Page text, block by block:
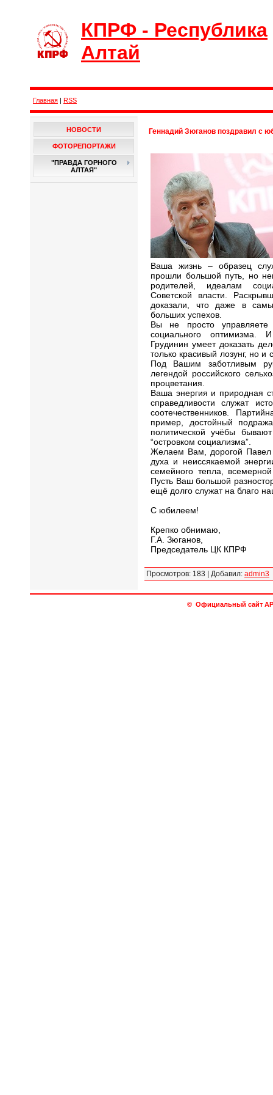
КПРФ - Республика
Алтай
Главная | RSS
НОВОСТИ
ФОТОРЕПОРТАЖИ
"ПРАВДА ГОРНОГО
АЛТАЯ"
Геннадий Зюганов поздравил с
Ваша жизнь – образец
прошли большой путь, но
родителей, идеалам
Советской власти.
доказали, что даже в
больших успехов.
Вы не просто
социального оптимизма.
Грудинин умеет доказать
только красивый лозунг, но
Под Вашим заботливым
легендой российского
процветания.
Ваша энергия и природная
справедливости служат
соотечественников.
пример, достойный
политической учёбы
“островком социализма”.
Желаем Вам, дорогой Павел
духа и неиссякаемой
семейного тепла,
Пусть Ваш большой
ещё долго служат на благо
С юбилеем!
Крепко обнимаю,
Г.А. Зюганов,
Председатель ЦК КПРФ
Просмотров: 183 Добавил: admin3
© Официальный сайт